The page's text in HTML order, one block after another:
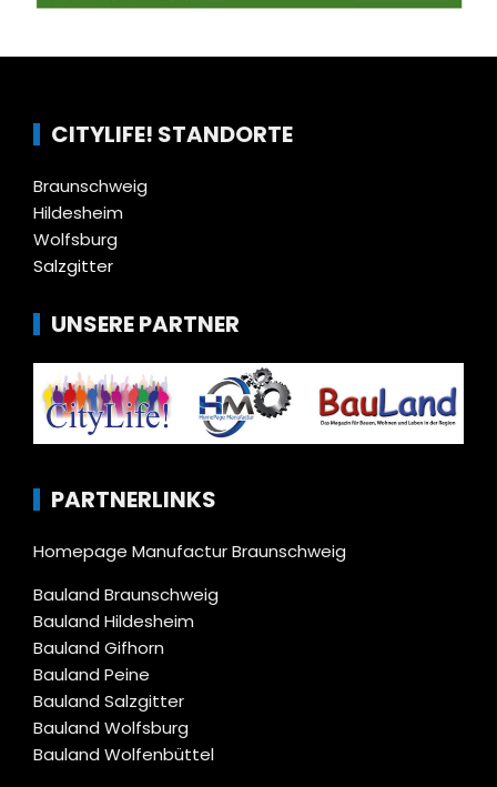
CITYLIFE! STANDORTE
Braunschweig
Hildesheim
Wolfsburg
Salzgitter
UNSERE PARTNER
PARTNERLINKS
Homepage Manufactur Braunschweig
Bauland Braunschweig
Bauland Hildesheim
Bauland Gifhorn
Bauland Peine
Bauland Salzgitter
Bauland Wolfsburg
Bauland Wolfenbüttel